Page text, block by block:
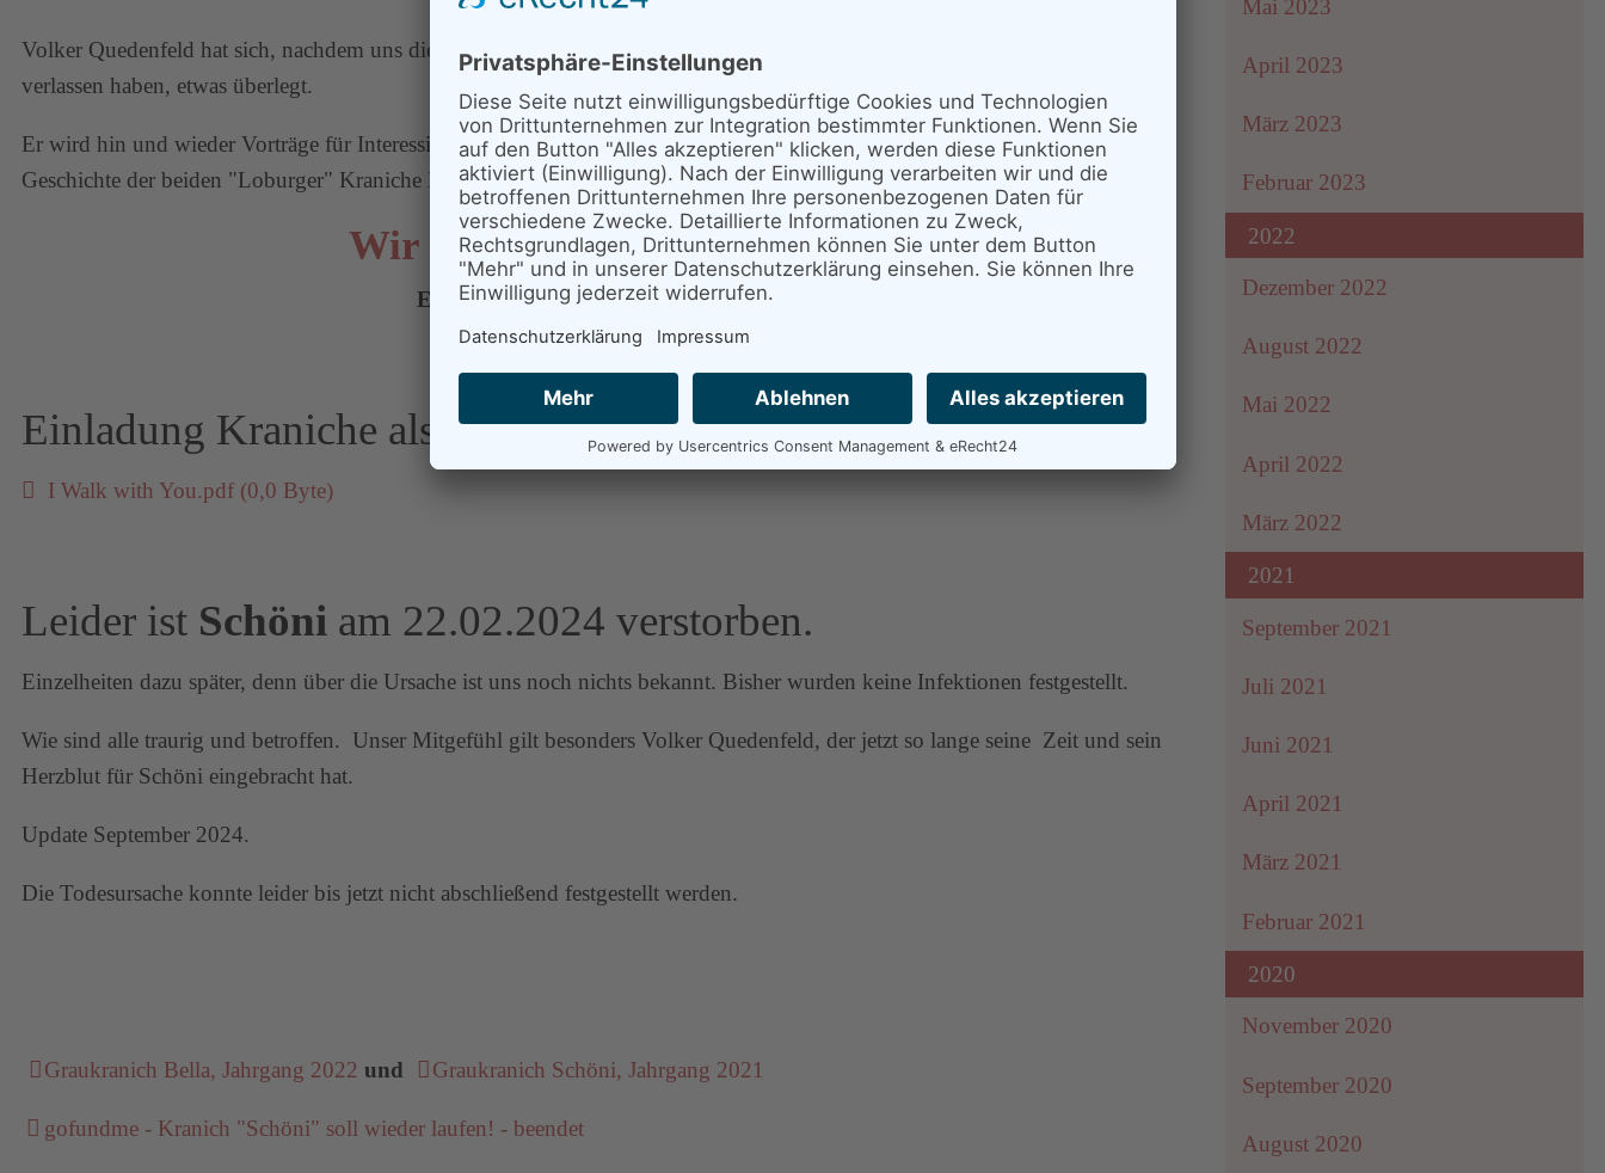
Volker Quedenfeld hat sich, nachdem uns die beiden Kraniche Bella und Schöni, wenn auch aus unterschiedlichen Gründen,
verlassen haben, etwas überlegt.
Er wird hin und wieder Vorträge für Interessierte halten, in denen er über die Lebensweise des Kranichs, insbesondere über die
Geschichte der beiden "Loburger" Kraniche Bella und Schöni referieren.
Wir laden herzlich dazu ein.
Eintritt: eine Spendenbox steht bereit!
Einladung Kraniche als pdf
I Walk with You.pdf (0,0 Byte)
Leider ist Schöni am 22.02.2024 verstorben.
Einzelheiten dazu später, denn über die Ursache ist uns noch nichts bekannt. Bisher wurden keine Infektionen festgestellt.
Wie sind alle traurig und betroffen. Unser Mitgefühl gilt besonders Volker Quedenfeld, der jetzt so lange seine Zeit und sein
Herzblut für Schöni eingebracht hat.
Update September 2024.
Die Todesursache konnte leider bis jetzt nicht abschließend festgestellt werden.
Graukranich Bella, Jahrgang 2022 und Graukranich Schöni, Jahrgang 2021
gofundme - Kranich "Schöni" soll wieder laufen! - beendet
Mai 2023
April 2023
März 2023
Februar 2023
2022
Dezember 2022
August 2022
Mai 2022
April 2022
März 2022
2021
September 2021
Juli 2021
Juni 2021
April 2021
März 2021
Februar 2021
2020
November 2020
September 2020
August 2020